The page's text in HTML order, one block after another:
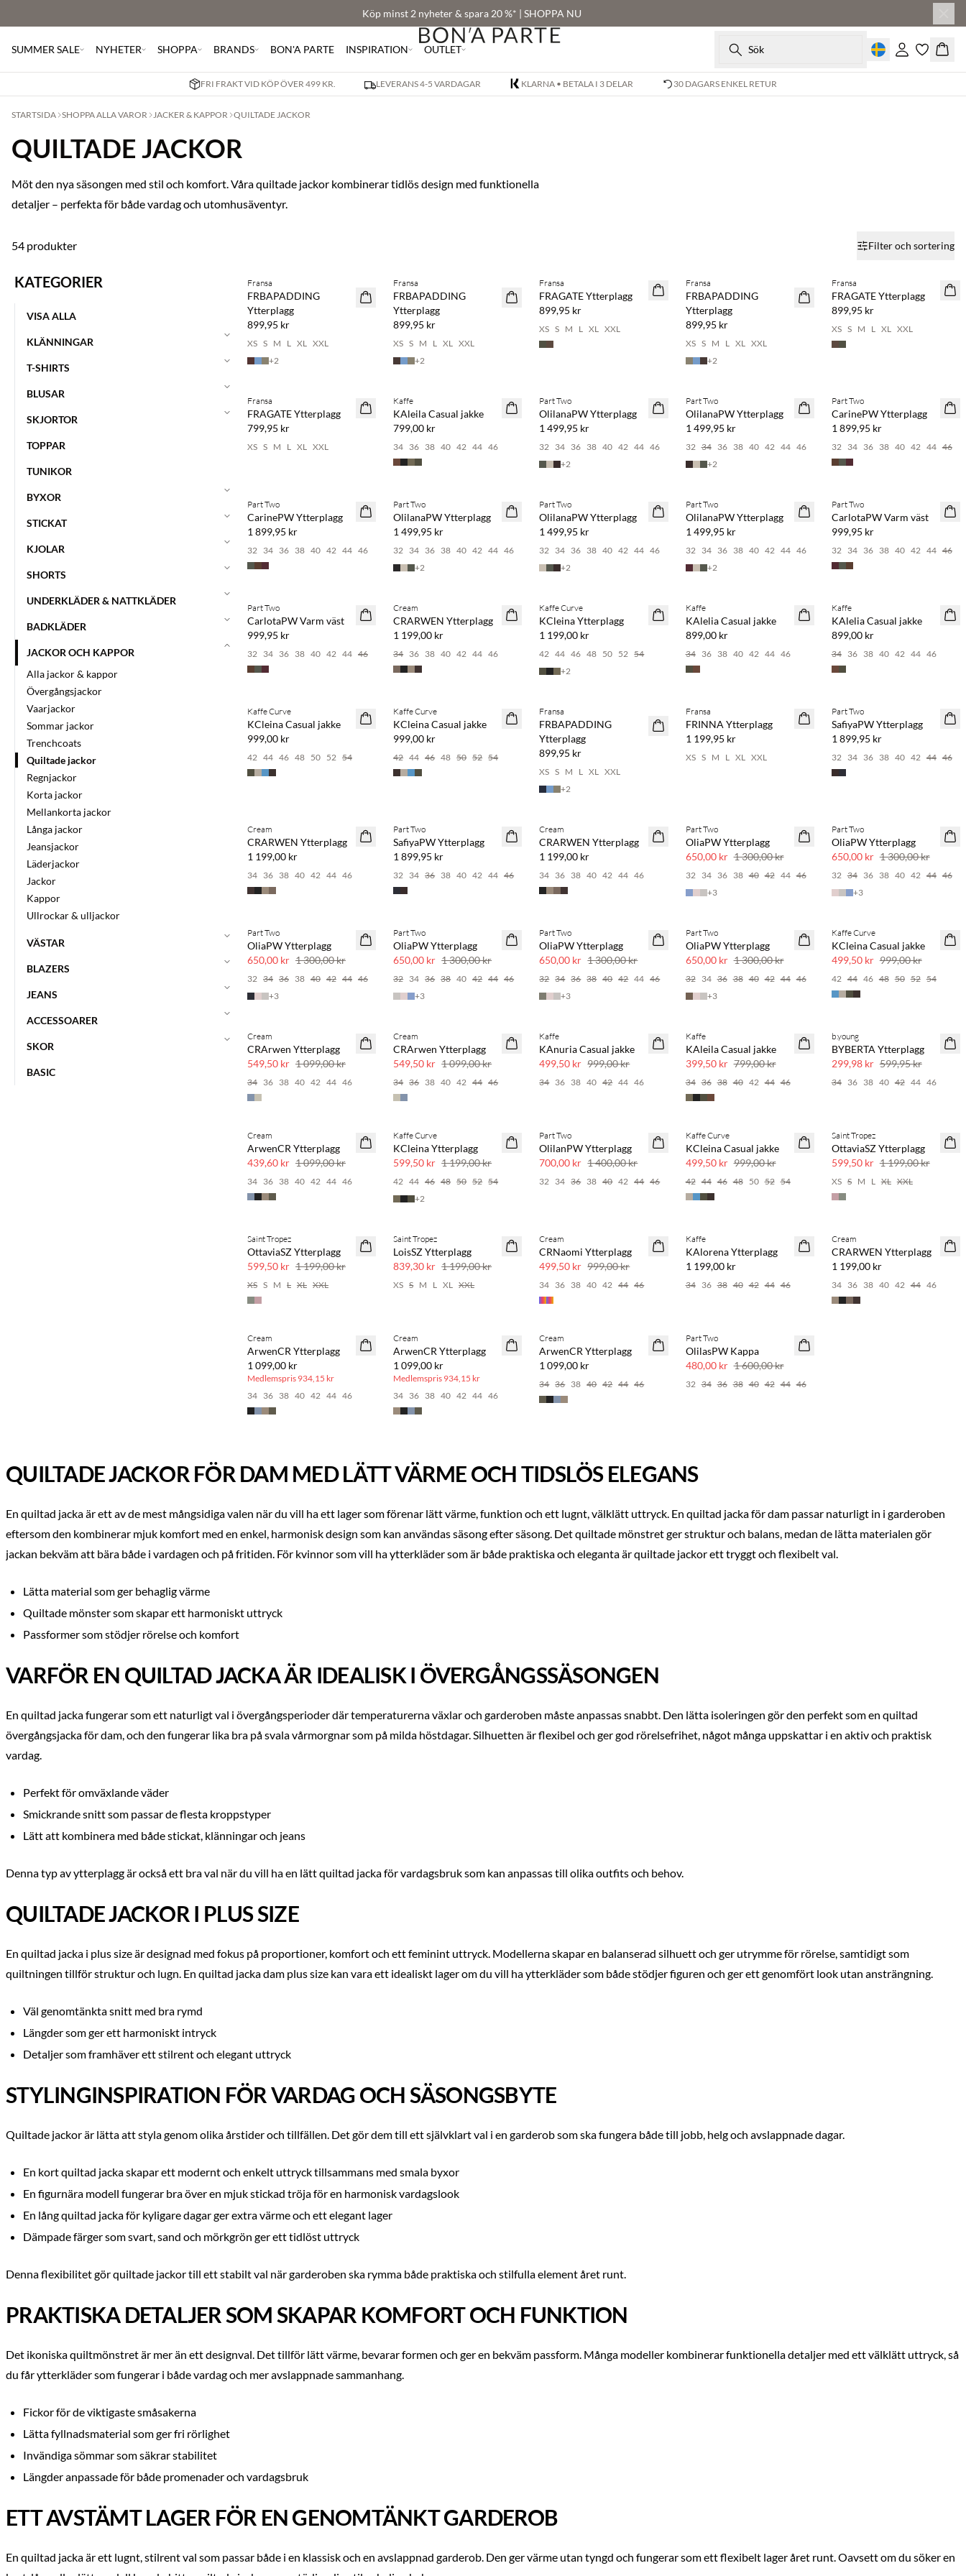
Köp minst 2 nyheter & spara 20 %* | SHOPPA NU
SUMMER SALE NYHETER SHOPPA BRANDS BON'A PARTE INSPIRATION OUTLET Sök Logga in Korg
FRI FRAKT VID KÖP ÖVER 499 KR. LEVERANS 4-5 VARDAGAR KLARNA • BETALA I 3 DELAR 30 DAGARS ENKEL RETUR
STARTSIDA SHOPPA ALLA VAROR JACKER & KAPPOR QUILTADE JACKOR
QUILTADE JACKOR
Möt den nya säsongen med stil och komfort. Våra quiltade jackor kombinerar tidlös design med funktionella
detaljer – perfekta för både vardag och utomhusäventyr.
54 produkter Filter och sortering
KATEGORIER
VISA ALLA
KLÄNNINGAR
T-SHIRTS
BLUSAR
SKJORTOR
TOPPAR
TUNIKOR
BYXOR
STICKAT
KJOLAR
SHORTS
UNDERKLÄDER & NATTKLÄDER
BADKLÄDER
JACKOR OCH KAPPOR
Alla jackor & kappor
Övergångsjackor
Vaarjackor
Sommar jackor
Trenchcoats
Quiltade jackor
Regnjackor
Korta jackor
Mellankorta jackor
Långa jackor
Jeansjackor
Läderjackor
Jackor
Kappor
Ullrockar & ulljackor
VÄSTAR
BLAZERS
JEANS
ACCESSOARER
SKOR
BASIC
NYHET
Fransa
FRBAPADDING
Ytterplagg
899,95 kr
XS S M L XL XXL
+2
NYHET
Fransa
FRBAPADDING
Ytterplagg
899,95 kr
XS S M L XL XXL
+2
NYHET
Fransa
FRAGATE Ytterplagg
899,95 kr
XS S M L XL XXL
NYHET
Fransa
FRBAPADDING
Ytterplagg
899,95 kr
XS S M L XL XXL
+2
NYHET
Fransa
FRAGATE Ytterplagg
899,95 kr
XS S M L XL XXL
NYHET
Fransa
FRAGATE Ytterplagg
799,95 kr
XS S M L XL XXL
NYHET
Kaffe
KAleila Casual jakke
799,00 kr
34 36 38 40 42 44 46
NYHET
Part Two
OlilanaPW Ytterplagg
1 499,95 kr
32 34 36 38 40 42 44 46
+2
NYHET
Part Two
OlilanaPW Ytterplagg
1 499,95 kr
32 34 36 38 40 42 44 46
+2
NYHET
Part Two
CarinePW Ytterplagg
1 899,95 kr
32 34 36 38 40 42 44 46
NYHET
Part Two
CarinePW Ytterplagg
1 899,95 kr
32 34 36 38 40 42 44 46
NYHET
Part Two
OlilanaPW Ytterplagg
1 499,95 kr
32 34 36 38 40 42 44 46
+2
NYHET
Part Two
OlilanaPW Ytterplagg
1 499,95 kr
32 34 36 38 40 42 44 46
+2
NYHET
Part Two
OlilanaPW Ytterplagg
1 499,95 kr
32 34 36 38 40 42 44 46
+2
NYHET
Part Two
CarlotaPW Varm väst
999,95 kr
32 34 36 38 40 42 44 46
NYHET
Part Two
CarlotaPW Varm väst
999,95 kr
32 34 36 38 40 42 44 46
NYHET
Cream
CRARWEN Ytterplagg
1 199,00 kr
34 36 38 40 42 44 46
NYHET
Kaffe Curve
KCleina Ytterplagg
1 199,00 kr
42 44 46 48 50 52 54
+2
NYHET
Kaffe
KAlelia Casual jakke
899,00 kr
34 36 38 40 42 44 46
NYHET
Kaffe
KAlelia Casual jakke
899,00 kr
34 36 38 40 42 44 46
NYHET
Kaffe Curve
KCleina Casual jakke
999,00 kr
42 44 46 48 50 52 54
NYHET
Kaffe Curve
KCleina Casual jakke
999,00 kr
42 44 46 48 50 52 54
NYHET
Fransa
FRBAPADDING
Ytterplagg
899,95 kr
XS S M L XL XXL
+2
NYHET
Fransa
FRINNA Ytterplagg
1 199,95 kr
XS S M L XL XXL
NYHET
Part Two
SafiyaPW Ytterplagg
1 899,95 kr
32 34 36 38 40 42 44 46
NYHET
Cream
CRARWEN Ytterplagg
1 199,00 kr
34 36 38 40 42 44 46
NYHET
Part Two
SafiyaPW Ytterplagg
1 899,95 kr
32 34 36 38 40 42 44 46
NYHET
Cream
CRARWEN Ytterplagg
1 199,00 kr
34 36 38 40 42 44 46
SAVE20
Part Two
OliaPW Ytterplagg
650,00 kr 1 300,00 kr
32 34 36 38 40 42 44 46
+3
SAVE20
Part Two
OliaPW Ytterplagg
650,00 kr 1 300,00 kr
32 34 36 38 40 42 44 46
+3
SAVE20
Part Two
OliaPW Ytterplagg
650,00 kr 1 300,00 kr
32 34 36 38 40 42 44 46
+3
SAVE20
Part Two
OliaPW Ytterplagg
650,00 kr 1 300,00 kr
32 34 36 38 40 42 44 46
+3
SAVE20
Part Two
OliaPW Ytterplagg
650,00 kr 1 300,00 kr
32 34 36 38 40 42 44 46
+3
SAVE20
Part Two
OliaPW Ytterplagg
650,00 kr 1 300,00 kr
32 34 36 38 40 42 44 46
+3
SAVE20
Kaffe Curve
KCleina Casual jakke
499,50 kr 999,00 kr
42 44 46 48 50 52 54
SAVE20
Cream
CRArwen Ytterplagg
549,50 kr 1 099,00 kr
34 36 38 40 42 44 46
SAVE20
Cream
CRArwen Ytterplagg
549,50 kr 1 099,00 kr
34 36 38 40 42 44 46
SAVE20
Kaffe
KAnuria Casual jakke
499,50 kr 999,00 kr
34 36 38 40 42 44 46
SAVE20
Kaffe
KAleila Casual jakke
399,50 kr 799,00 kr
34 36 38 40 42 44 46
SAVE20
b.young
BYBERTA Ytterplagg
299,98 kr 599,95 kr
34 36 38 40 42 44 46
SAVE20
Cream
ArwenCR Ytterplagg
439,60 kr 1 099,00 kr
34 36 38 40 42 44 46
SAVE20
Kaffe Curve
KCleina Ytterplagg
599,50 kr 1 199,00 kr
42 44 46 48 50 52 54
+2
SAVE20
Part Two
OlilanPW Ytterplagg
700,00 kr 1 400,00 kr
32 34 36 38 40 42 44 46
SAVE20
Kaffe Curve
KCleina Casual jakke
499,50 kr 999,00 kr
42 44 46 48 50 52 54
SAVE20
Saint Tropez
OttaviaSZ Ytterplagg
599,50 kr 1 199,00 kr
XS S M L XL XXL
SAVE20
Saint Tropez
OttaviaSZ Ytterplagg
599,50 kr 1 199,00 kr
XS S M L XL XXL
30 % rabatt
Saint Tropez
LoisSZ Ytterplagg
839,30 kr 1 199,00 kr
XS S M L XL XXL
50 % rabatt
Cream
CRNaomi Ytterplagg
499,50 kr 999,00 kr
34 36 38 40 42 44 46
Kaffe
KAlorena Ytterplagg
1 199,00 kr
34 36 38 40 42 44 46
Cream
CRARWEN Ytterplagg
1 199,00 kr
34 36 38 40 42 44 46
Cream
ArwenCR Ytterplagg
1 099,00 kr
Medlemspris 934,15 kr
34 36 38 40 42 44 46
Cream
ArwenCR Ytterplagg
1 099,00 kr
Medlemspris 934,15 kr
34 36 38 40 42 44 46
Cream
ArwenCR Ytterplagg
1 099,00 kr
34 36 38 40 42 44 46
70 % rabatt
Part Two
OlilasPW Kappa
480,00 kr 1 600,00 kr
32 34 36 38 40 42 44 46
QUILTADE JACKOR FÖR DAM MED LÄTT VÄRME OCH TIDSLÖS ELEGANS
En quiltad jacka är ett av de mest mångsidiga valen när du vill ha ett lager som förenar lätt värme, funktion och ett lugnt, välklätt uttryck. En quiltad jacka för dam passar naturligt in i garderoben
eftersom den kombinerar mjuk komfort med en enkel, harmonisk design som kan användas säsong efter säsong. Det quiltade mönstret ger struktur och balans, medan de lätta materialen gör
jackan bekväm att bära både i vardagen och på fritiden. För kvinnor som vill ha ytterkläder som är både praktiska och eleganta är quiltade jackor ett tryggt och flexibelt val.
Lätta material som ger behaglig värme
Quiltade mönster som skapar ett harmoniskt uttryck
Passformer som stödjer rörelse och komfort
VARFÖR EN QUILTAD JACKA ÄR IDEALISK I ÖVERGÅNGSSÄSONGEN
En quiltad jacka fungerar som ett naturligt val i övergångsperioder där temperaturerna växlar och garderoben måste anpassas snabbt. Den lätta isoleringen gör den perfekt som en quiltad
övergångsjacka för dam, och den fungerar lika bra på svala vårmorgnar som på milda höstdagar. Silhuetten är flexibel och ger god rörelsefrihet, något många uppskattar i en aktiv och praktisk
vardag.
Perfekt för omväxlande väder
Smickrande snitt som passar de flesta kroppstyper
Lätt att kombinera med både stickat, klänningar och jeans
Denna typ av ytterplagg är också ett bra val när du vill ha en lätt quiltad jacka för vardagsbruk som kan anpassas till olika outfits och behov.
QUILTADE JACKOR I PLUS SIZE
En quiltad jacka i plus size är designad med fokus på proportioner, komfort och ett feminint uttryck. Modellerna skapar en balanserad silhuett och ger utrymme för rörelse, samtidigt som
quiltningen tillför struktur och lugn. En quiltad jacka dam plus size kan vara ett idealiskt lager om du vill ha ytterkläder som både stödjer figuren och ger ett genomfört look utan ansträngning.
Väl genomtänkta snitt med bra rymd
Längder som ger ett harmoniskt intryck
Detaljer som framhäver ett stilrent och elegant uttryck
STYLINGINSPIRATION FÖR VARDAG OCH SÄSONGSBYTE
Quiltade jackor är lätta att styla genom olika årstider och tillfällen. Det gör dem till ett självklart val i en garderob som ska fungera både till jobb, helg och avslappnade dagar.
En kort quiltad jacka skapar ett modernt och enkelt uttryck tillsammans med smala byxor
En figurnära modell fungerar bra över en mjuk stickad tröja för en harmonisk vardagslook
En lång quiltad jacka för kyligare dagar ger extra värme och ett elegant lager
Dämpade färger som svart, sand och mörkgrön ger ett tidlöst uttryck
Denna flexibilitet gör quiltade jackor till ett stabilt val när garderoben ska rymma både praktiska och stilfulla element året runt.
PRAKTISKA DETALJER SOM SKAPAR KOMFORT OCH FUNKTION
Det ikoniska quiltmönstret är mer än ett designval. Det tillför lätt värme, bevarar formen och ger en bekväm passform. Många modeller kombinerar funktionella detaljer med ett välklätt uttryck, så
du får ytterkläder som fungerar i både vardag och mer avslappnade sammanhang.
Fickor för de viktigaste småsakerna
Lätta fyllnadsmaterial som ger fri rörlighet
Invändiga sömmar som säkrar stabilitet
Längder anpassade för både promenader och vardagsbruk
ETT AVSTÄMT LAGER FÖR EN GENOMTÄNKT GARDEROB
En quiltad jacka är ett lugnt, stilrent val som passar både i en klassisk och en avslappnad garderob. Den ger värme utan tyngd och fungerar som ett flexibelt lager året runt. Oavsett om du söker en